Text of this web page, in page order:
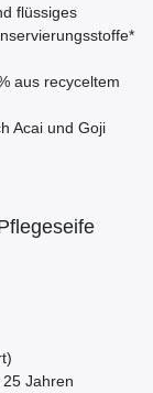
flüssiges
aus recyceltem
Acai und Goji
Jahren